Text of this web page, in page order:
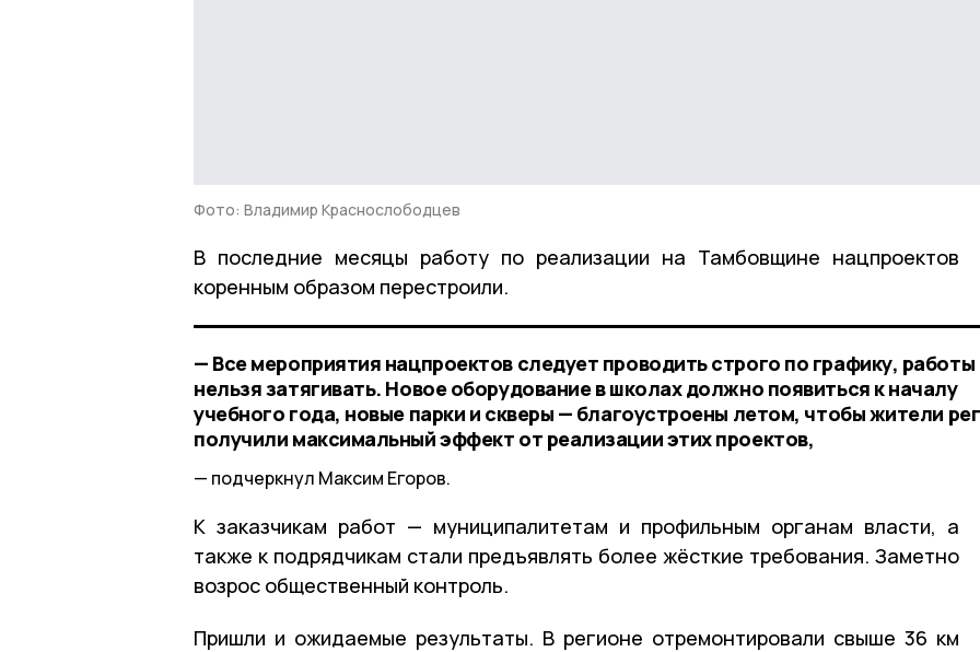
Фото: Владимир Краснослободцев
В последние месяцы работу по реализации на Тамбовщине нацпроектов
коренным образом перестроили.
— Все мероприятия нацпроектов следует проводить строго по графику, работы
нельзя затягивать. Новое оборудование в школах должно появиться к началу
учебного года, новые парки и скверы — благоустроены летом, чтобы жители
получили максимальный эффект от реализации этих проектов,
подчеркнул Максим Егоров.
К заказчикам работ — муниципалитетам и профильным органам власти, а
также к подрядчикам стали предъявлять более жёсткие требования. Заметно
возрос общественный контроль.
Пришли и ожидаемые результаты. В регионе отремонтировали свыше 36 км